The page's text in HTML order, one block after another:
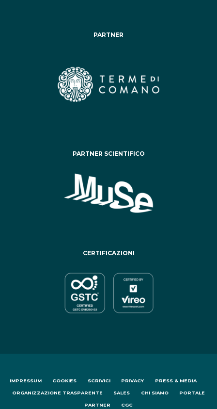
PARTNER
PARTNER SCIENTIFICO
CERTIFICAZIONI
IMPRESSUM COOKIES SCRIVICI PRIVACY PRESS & MEDIA
ORGANIZZAZIONE TRASPARENTE SALES CHI SIAMO PORTALE
PARTNER CGC